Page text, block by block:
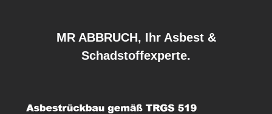
MR ABBRUCH, Ihr Asbest &
Schadstoffexperte.